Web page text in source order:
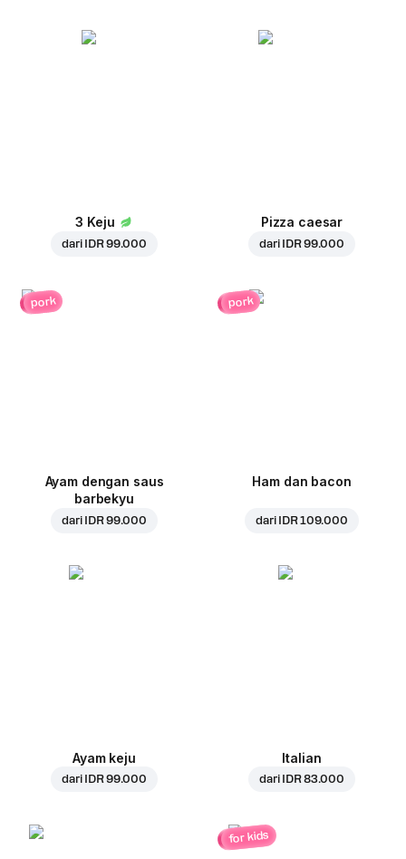
3 Keju
dari IDR 99.000
Pizza caesar
dari IDR 99.000
pork
Ayam dengan saus
barbekyu
dari IDR 99.000
pork
Ham dan bacon
dari IDR 109.000
Ayam keju
dari IDR 99.000
Italian
dari IDR 83.000
for kids